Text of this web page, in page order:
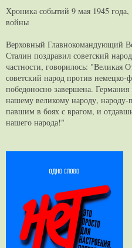
Хроника событий 9 мая 1945
войны
Верховный Главнокомандующий
Сталин поздравил советский
частности, говорилось: "Великая
советский народ против немецко-
победоносно завершена.
нашему великому народу, народу-
павшим в боях с врагом, и
нашего народа!"